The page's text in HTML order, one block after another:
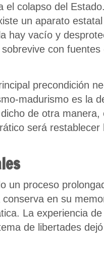
el colapso del
un aparato
hay vacío y
con
precondición
madurismo es la
de otra
será
un proceso
conserva en su
La experiencia
de libertades